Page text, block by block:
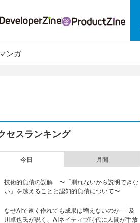
ンガ
セスランキング
今日 月間
技術的負債の誤解 〜「測れないから説明できな
い」を越えることと認知的負債について〜
なぜAIで速く作れても成果は増えないのか──及
川卓也氏が説く、AIネイティブ時代に人間が手放